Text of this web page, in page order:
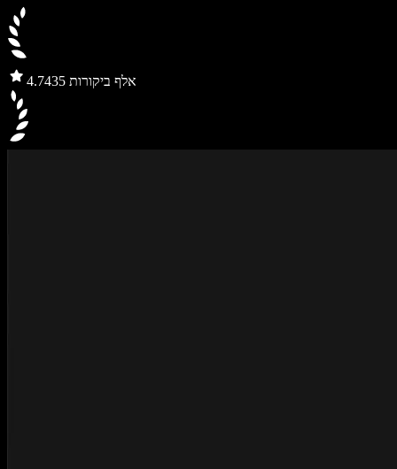
4.7 435 אלף ביקורות